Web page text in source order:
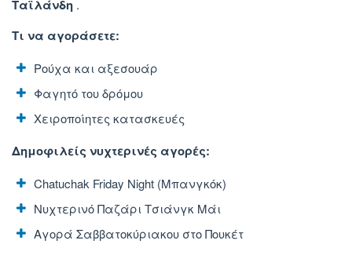
Ταϊλάνδη .
Τι να αγοράσετε:
Ρούχα και αξεσουάρ
Φαγητό του δρόμου
Χειροποίητες κατασκευές
Δημοφιλείς νυχτερινές αγορές:
Chatuchak Friday Night (Μπανγκόκ)
Νυχτερινό Παζάρι Τσιάνγκ Μάι
Αγορά Σαββατοκύριακου στο Πουκέτ